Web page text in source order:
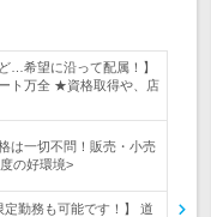
…希望に沿って配属！】
ト万全 ★資格取得や、店
は一切不問！販売・小売
の好環境>
勤務も可能です！】 道